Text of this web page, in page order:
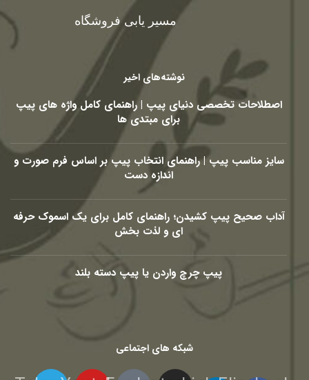
مسیر یابی فروشگاه
نوشته‌های اخیر
اصطلاحات تخصصی دنیای پیپ | راهنمای کامل واژه های پیپ
برای مبتدی ها
سایز مناسب پیپ | راهنمای انتخاب پیپ بر اساس فرم صورت و
اندازه دست
آداب صحیح پیپ کشیدن؛ راهنمای کامل برای یک اسموک حرفه
ای و لذت بخش
پیپ چرچ واردن یا پیپ دسته بلند
شبکه های اجتماعی